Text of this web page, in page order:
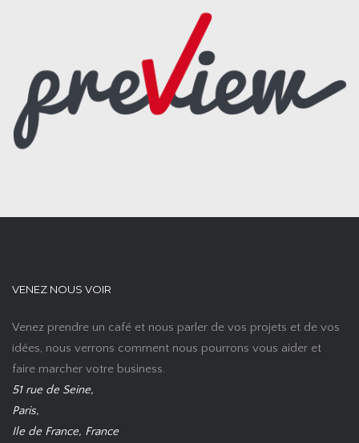
VENEZ NOUS VOIR
Venez prendre un café et nous parler de vos projets et de vos
idées, nous verrons comment nous pourrons vous aider et
faire marcher votre business.
51 rue de Seine,
Paris,
Ile de France, France